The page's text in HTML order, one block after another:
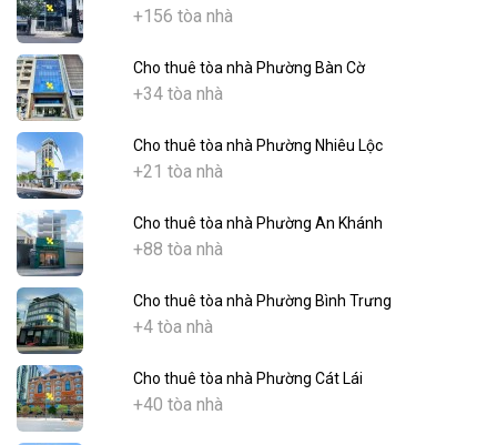
+156 tòa nhà
Cho thuê tòa nhà Phường Bàn Cờ
+34 tòa nhà
Cho thuê tòa nhà Phường Nhiêu Lộc
+21 tòa nhà
Cho thuê tòa nhà Phường An Khánh
+88 tòa nhà
Cho thuê tòa nhà Phường Bình Trưng
+4 tòa nhà
Cho thuê tòa nhà Phường Cát Lái
+40 tòa nhà